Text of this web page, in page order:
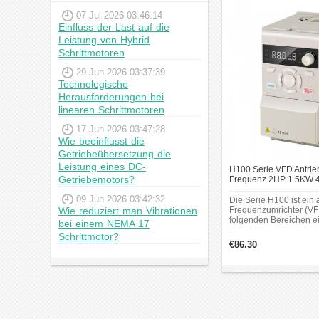
07 Jul 2026 03:46:14
Einfluss der Last auf die
Leistung von Hybrid
Schrittmotoren
29 Jun 2026 03:37:39
Technologische
Herausforderungen bei
linearen Schrittmotoren
17 Jun 2026 03:47:28
Wie beeinflusst die
Getriebeübersetzung die
Leistung eines DC-
Getriebemotors?
09 Jun 2026 03:42:32
Wie reduziert man Vibrationen
bei einem NEMA 17
Schrittmotor?
Pumpenventilatoren,
Keramikmaschinen,
H100 Serie VFD
Frequenz 2HP 1.5KW
Die Serie H100 ist ein
Frequenzumrichter
folgenden Bereichen
Verpackungsmaschinen,
Graviermaschinen,
€86.30